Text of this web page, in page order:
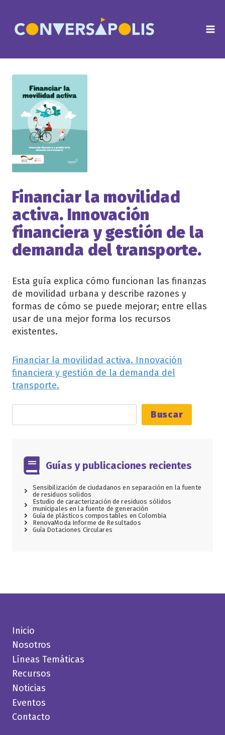
contenido
Financiar la movilidad
activa. Innovación
financiera y gestión de la
demanda del transporte.
Esta guía explica cómo funcionan las finanzas
de movilidad urbana y describe razones y
formas de cómo se puede mejorar; entre ellas
usar de una mejor forma los recursos
existentes.
Financiar la movilidad activa. Innovación
financiera y gestión de la demanda del
transporte.
Buscar
Guías y publicaciones recientes
Sensibilización de ciudadanos en separación en la fuente
de residuos solidos
Estudio de caracterización de residuos sólidos
municipales en la fuente de generación
Guía de plásticos compostables en Colombia
RenovaModa Informe de Resultados
Guía Dotaciones Circulares
Inicio
Nosotros
Líneas Temáticas
Recursos
Noticias
Eventos
Contacto